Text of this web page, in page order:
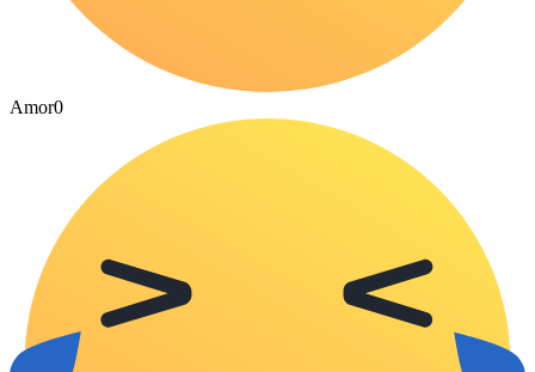
Amor0